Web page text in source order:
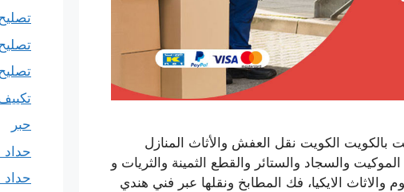
الكويت نقل العفش والأثاث المنازل
والسجاد والستائر والقطع الثمينة والثريات و
والاثاث الايكيا، فك المطابخ ونقلها عبر فني هندي
حبر
حداد
حداد